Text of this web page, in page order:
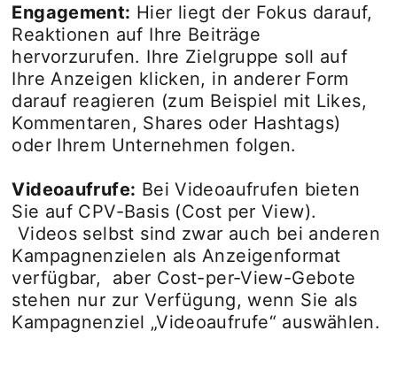
Engagement: Hier liegt der Fokus darauf,
Reaktionen auf Ihre Beiträge
hervorzurufen. Ihre Zielgruppe soll auf
Ihre Anzeigen klicken, in anderer Form
darauf reagieren (zum Beispiel mit Likes,
Kommentaren, Shares oder Hashtags)
oder Ihrem Unternehmen folgen.
Videoaufrufe: Bei Videoaufrufen bieten
Sie auf CPV-Basis (Cost per View).
Videos selbst sind zwar auch bei anderen
Kampagnenzielen als Anzeigenformat
verfügbar, aber Cost-per-View-Gebote
stehen nur zur Verfügung, wenn Sie als
Kampagnenziel „Videoaufrufe“ auswählen.